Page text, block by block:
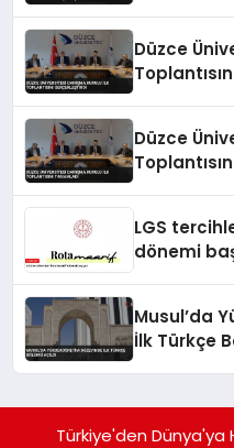
Düzce
Düzce
LGS
dönemi
Musul’da
İlk Türkçe
Türkiye'den Dünya'ya